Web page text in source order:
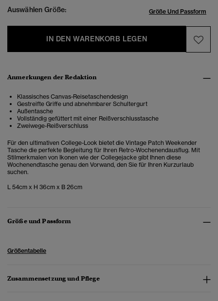
Auswählen Größe: Größe Und Passform
IN DEN WARENKORB LEGEN
Anmerkungen der Redaktion
Klassisches Canvas-Reisetaschendesign
Gestreifte Griffe und abnehmbarer Schultergurt
Außentasche
Vollständig gefüttert mit einer Reißverschlusstasche
Zweiwege-Reißverschluss
Für den ultimativen College-Look bietet die Vintage Patch Weekender
Tasche die perfekte Begleitung für Ihren Retro-Wochenendausflug. Mit
Stilmerkmalen von Ikonen wie der Collegejacke gibt Ihnen diese
Wochenendtasche genau den Vorwand, den Sie für Ihren Kurzurlaub
suchen.
L 54cm x H 36cm x B 26cm
Größe und Passform
Größentabelle
Zusammensetzung und Pflege